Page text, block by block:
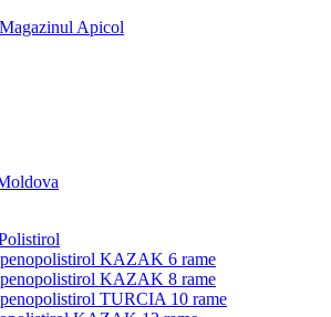
Apicol
KAZAK 6 rame
KAZAK 8 rame
TURCIA 10 rame